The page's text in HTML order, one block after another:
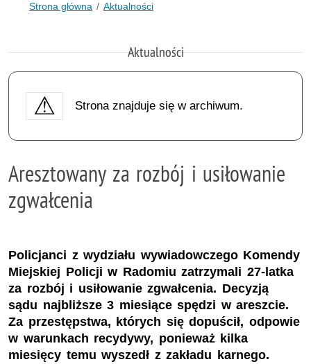
Strona główna Aktualności
Aktualności
Strona znajduje się w archiwum.
Aresztowany za rozbój i usiłowanie
zgwałcenia
Policjanci z wydziału wywiadowczego Komendy
Miejskiej Policji w Radomiu zatrzymali 27-latka
za rozbój i usiłowanie zgwałcenia. Decyzją
sądu najbliższe 3 miesiące spędzi w areszcie.
Za przestępstwa, których się dopuścił, odpowie
w warunkach recydywy, ponieważ kilka
miesięcy temu wyszedł z zakładu karnego.